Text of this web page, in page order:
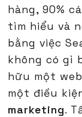
hàng, 90%
tìm hiểu và
bằng việc
không có gì
hữu một
một điều
marketing.